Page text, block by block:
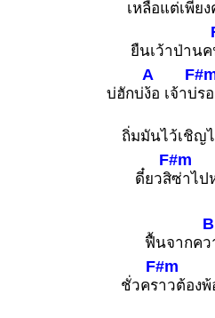
เหลือแต่เพียง
ยืนเว้าป่าน
บ่ฮักบ่
A
ง้อ เจ้าบ่ร
ถิ่มมันไว้เชิญ
ดี๋ยวสิ
F#m
ซ่าไป
ฟื้นจากคว
ชั่วคร
F#m
าวต้องพ้